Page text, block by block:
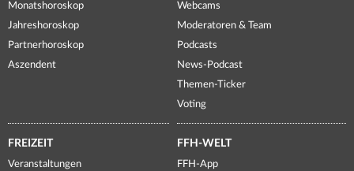
Monatshoroskop
Jahreshoroskop
Partnerhoroskop
Aszendent
Webcams
Moderatoren & Team
Podcasts
News-Podcast
Themen-Ticker
Voting
FREIZEIT
Veranstaltungen
FFH-WELT
FFH-App